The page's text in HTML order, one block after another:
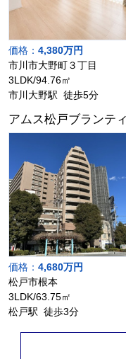
価格： 4,380万円
市川市大野町３丁目
3LDK/94.76㎡
市川大野駅 徒歩5分
アムス松戸ブランテ
価格： 4,680万円
松戸市根本
3LDK/63.75㎡
松戸駅 徒歩3分